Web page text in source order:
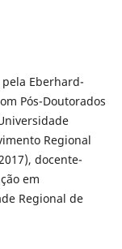
Eberhard-
Pós-Doutorados
Regional
docente-
em
Regional de